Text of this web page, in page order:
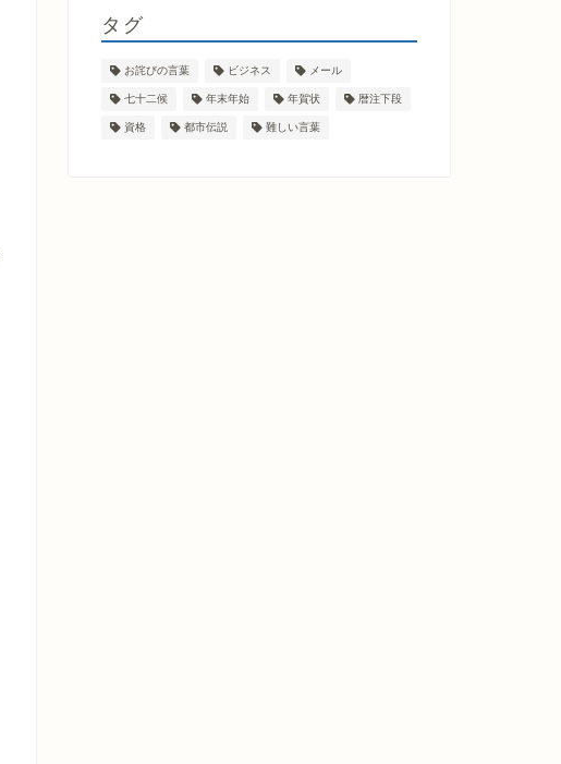
タグ
お詫びの言葉 ビジネス メール
七十二候 年末年始 年賀状 暦注下段
資格 都市伝説 難しい言葉